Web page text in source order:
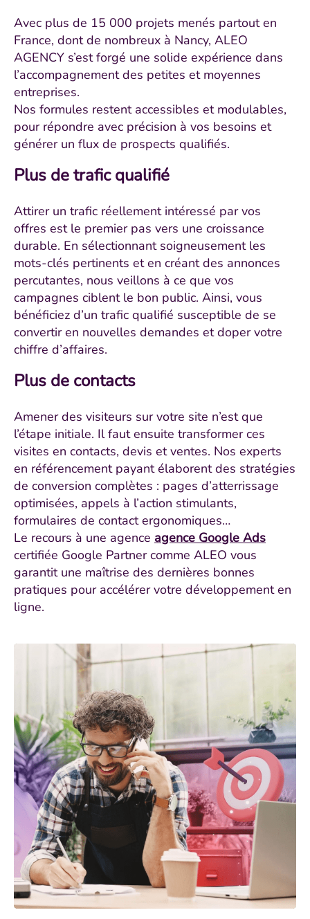
Avec plus de 15 000 projets menés partout en
France, dont de nombreux à Nancy, ALEO
AGENCY s’est forgé une solide expérience dans
l’accompagnement des petites et moyennes
entreprises.
Nos formules restent accessibles et modulables,
pour répondre avec précision à vos besoins et
générer un flux de prospects qualifiés.
Plus de trafic qualifié
Attirer un trafic réellement intéressé par vos
offres est le premier pas vers une croissance
durable. En sélectionnant soigneusement les
mots-clés pertinents et en créant des annonces
percutantes, nous veillons à ce que vos
campagnes ciblent le bon public. Ainsi, vous
bénéficiez d’un trafic qualifié susceptible de se
convertir en nouvelles demandes et doper votre
chiffre d’affaires.
Plus de contacts
Amener des visiteurs sur votre site n’est que
l’étape initiale. Il faut ensuite transformer ces
visites en contacts, devis et ventes. Nos experts
en référencement payant élaborent des stratégies
de conversion complètes : pages d’atterrissage
optimisées, appels à l’action stimulants,
formulaires de contact ergonomiques…
Le recours à une agence agence Google Ads
certifiée Google Partner comme ALEO vous
garantit une maîtrise des dernières bonnes
pratiques pour accélérer votre développement en
ligne.